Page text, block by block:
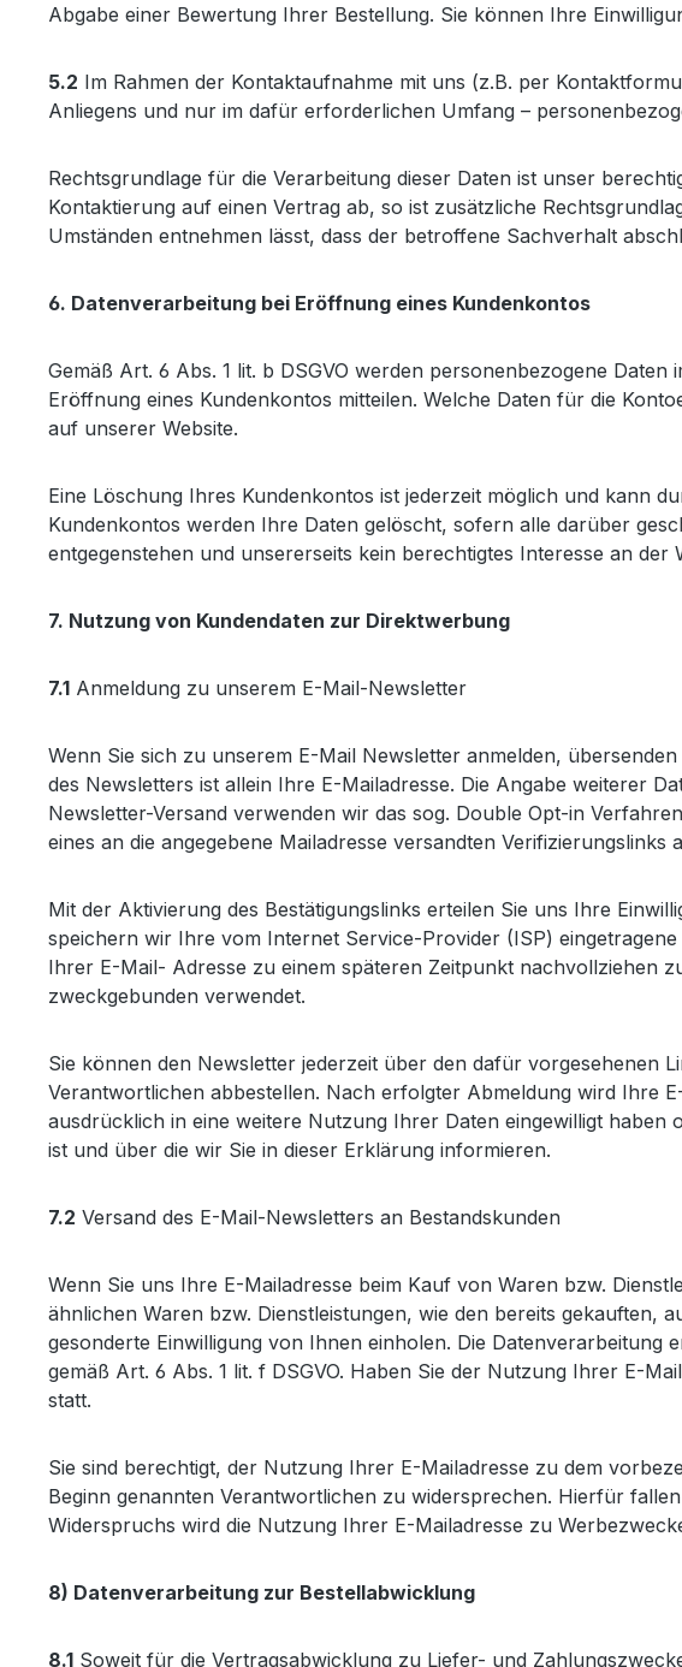
Abgabe einer Bewertung Ihrer Bestellung. Sie können Ihre
5.2 Im Rahmen der Kontaktaufnahme mit uns (z.B. per
Anliegens und nur im dafür erforderlichen Umfang –
Rechtsgrundlage für die Verarbeitung dieser Daten ist unser
Kontaktierung auf einen Vertrag ab, so ist zusätzliche
Umständen entnehmen lässt, dass der betroffene Sachverhalt
6. Datenverarbeitung bei Eröffnung eines Kundenkontos
Gemäß Art. 6 Abs. 1 lit. b DSGVO werden personenbezogene
Eröffnung eines Kundenkontos mitteilen. Welche Daten für die
auf unserer Website.
Eine Löschung Ihres Kundenkontos ist jederzeit möglich und kann
Kundenkontos werden Ihre Daten gelöscht, sofern alle darüber
entgegenstehen und unsererseits kein berechtigtes Interesse an der
7. Nutzung von Kundendaten zur Direktwerbung
7.1 Anmeldung zu unserem E-Mail-Newsletter
Wenn Sie sich zu unserem E-Mail Newsletter anmelden,
des Newsletters ist allein Ihre E-Mailadresse. Die Angabe weiterer
Newsletter-Versand verwenden wir das sog. Double Opt-in
eines an die angegebene Mailadresse versandten
Mit der Aktivierung des Bestätigungslinks erteilen Sie uns Ihre
speichern wir Ihre vom Internet Service-Provider (ISP)
Ihrer E-Mail- Adresse zu einem späteren Zeitpunkt nachvollziehen
zweckgebunden verwendet.
Sie können den Newsletter jederzeit über den dafür vorgesehenen
Verantwortlichen abbestellen. Nach erfolgter Abmeldung wird Ihre
ausdrücklich in eine weitere Nutzung Ihrer Daten eingewilligt
ist und über die wir Sie in dieser Erklärung informieren.
7.2 Versand des E-Mail-Newsletters an Bestandskunden
Wenn Sie uns Ihre E-Mailadresse beim Kauf von Waren bzw.
ähnlichen Waren bzw. Dienstleistungen, wie den bereits gekauften,
gesonderte Einwilligung von Ihnen einholen. Die
gemäß Art. 6 Abs. 1 lit. f DSGVO. Haben Sie der Nutzung Ihrer E-
statt.
Sie sind berechtigt, der Nutzung Ihrer E-Mailadresse zu dem
Beginn genannten Verantwortlichen zu widersprechen. Hierfür
Widerspruchs wird die Nutzung Ihrer E-Mailadresse zu
8) Datenverarbeitung zur Bestellabwicklung
8.1 Soweit für die Vertragsabwicklung zu Liefer- und